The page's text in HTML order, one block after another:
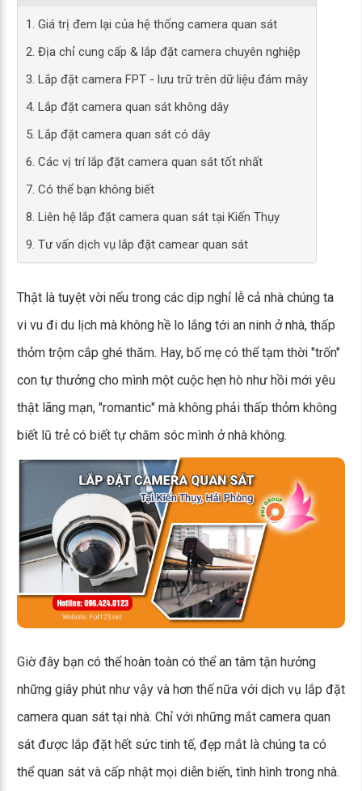
1. Giá trị đem lại của hệ thống camera quan sát
2. Địa chỉ cung cấp & lắp đặt camera chuyên nghiệp
3. Lắp đặt camera FPT - lưu trữ trên dữ liệu đám mây
4. Lắp đặt camera quan sát không dây
5. Lắp đặt camera quan sát có dây
6. Các vị trí lắp đặt camera quan sát tốt nhất
7. Có thể bạn không biết
8. Liên hệ lắp đặt camera quan sát tại Kiến Thụy
9. Tư vấn dịch vụ lắp đặt camear quan sát
Thật là tuyệt vời nếu trong các dịp nghỉ lễ cả nhà chúng ta
vi vu đi du lịch mà không hề lo lắng tới an ninh ở nhà, thấp
thỏm trộm cắp ghé thăm. Hay, bố mẹ có thể tạm thời "trốn"
con tự thưởng cho mình một cuộc hẹn hò như hồi mới yêu
thật lãng mạn, "romantic" mà không phải thấp thỏm không
biết lũ trẻ có biết tự chăm sóc mình ở nhà không.
Giờ đây bạn có thể hoàn toàn có thể an tâm tận hưởng
những giây phút như vậy và hơn thế nữa với dịch vụ lắp đặt
camera quan sát tại nhà. Chỉ với những mắt camera quan
sát được lắp đặt hết sức tinh tế, đẹp mắt là chúng ta có
thể quan sát và cấp nhật mọi diễn biến, tình hình trong nhà.